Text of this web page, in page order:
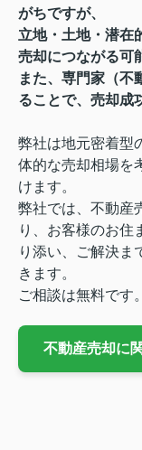
がちですが、
立地・土地・潜在
売却につながる可
また、専門家（不
ることで、売却成
弊社は地元密着型
体的な売却相場を
けます。
弊社では、不動産
り、お客様のお住
り添い、ご解決ま
きます。
ご相談は無料です
不動産売却に